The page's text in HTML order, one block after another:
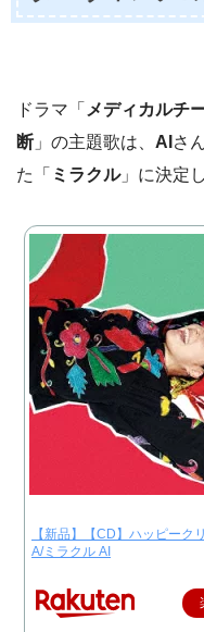
ドラマ「 メディカルチ
断 」の主題歌は、 AI さ
た「 ミラクル」に決定
【新品】【CD】ハッピーク
A/ミラクル AI